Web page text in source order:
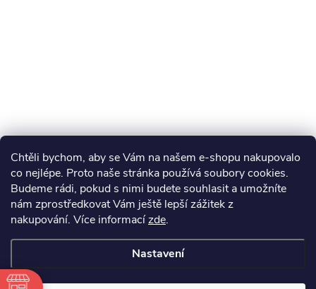
Chtěli bychom, aby se Vám na našem e-shopu nakupovalo
co nejlépe. Proto naše stránka používá soubory cookies.
Budeme rádi, pokud s nimi budete souhlasit a umožníte
nám zprostředkovat Vám ještě lepší zážitek z
nakupování. Více informacízde.
Nastavení